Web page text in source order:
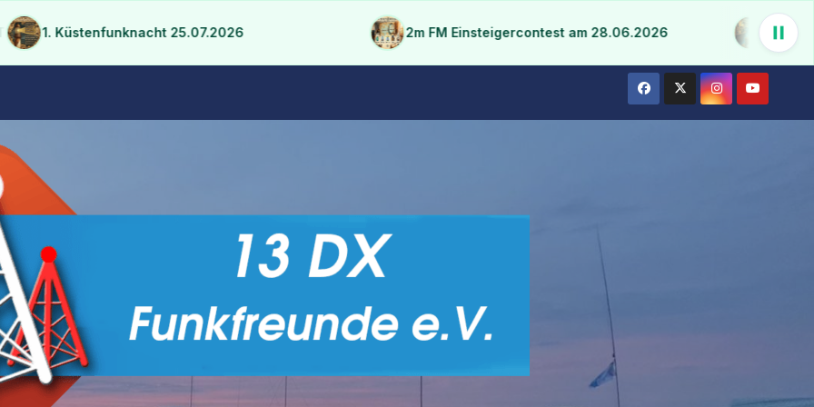
konsolidieren
Küstenfunknacht 25.07.2026 2m FM Einsteigercontest am 28.06.2026 13 DX Songs